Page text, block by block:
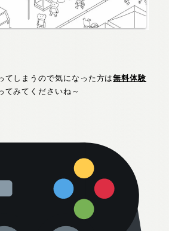
てしまうので気になった方は無料体験
てみてくださいね～